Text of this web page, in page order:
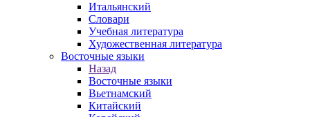
Итальянский
Словари
Учебная литература
Художественная литература
Восточные языки
Назад
Восточные языки
Вьетнамский
Китайский